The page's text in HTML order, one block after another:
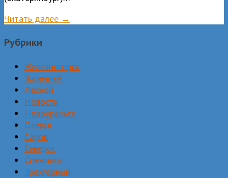
Читать далее →
Рубрики
Железногорск
Заречный
Лесной
Новости
Новоуральск
Озерск
Саров
Северск
Снежинск
Трехгорный